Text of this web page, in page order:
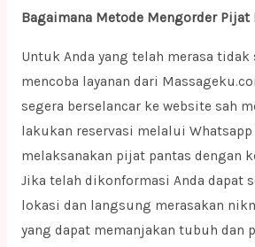
Bagaimana Metode Mengorder Pijat
Untuk Anda yang telah merasa
mencoba layanan dari
segera berselancar ke website sah
lakukan reservasi melalui
melaksanakan pijat pantas dengan
Jika telah dikonformasi Anda dapat
lokasi dan langsung merasakan
yang dapat memanjakan tubuh dan